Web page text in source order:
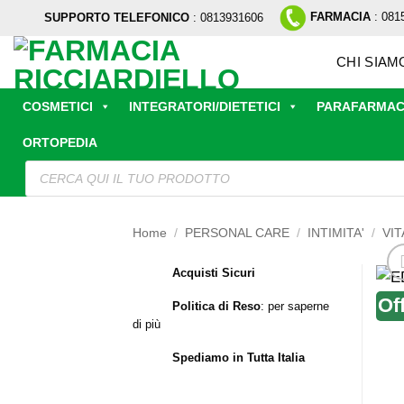
contenuti
SUPPORTO TELEFONICO : 0813931606 FARMACIA :
CHI
COSMETICI INTEGRATORI/DIETETICI
ORTOPEDIA
Ricerca
prodotti
Home / PERSONAL CARE / INTIMITA' /
Acquisti Sicuri
Politica di Reso: per saperne
di più
Spediamo in Tutta Italia